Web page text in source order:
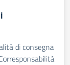
di consegna